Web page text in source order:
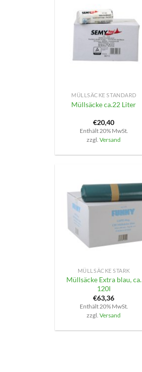
MÜLLSÄCKE STANDARD
Müllsäcke ca.22 Liter
€20,40
Enthält 20% MwSt.
zzgl.Versand
MÜLLSÄCKE STARK
Müllsäcke Extra blau, ca.
120l
€63,36
Enthält 20% MwSt.
zzgl.Versand